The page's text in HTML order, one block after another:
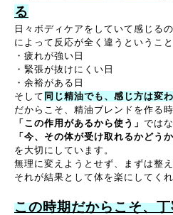
る
日々ボディケアをしていて感じる
によって反応が全く違うということ
・疲れが強い日
・緊張が抜けにくい日
・余裕がある日
そして 同じ精油でも、感じ方は変
だからこそ、精油ブレンドを作る
「この作用があるから使う」 ではな
「今、その体が受け取れるかどうか
を大切にしています。
無理に変えようとせず、まずは整え
それが結果として体を楽にしてく
この時期だからこそ、